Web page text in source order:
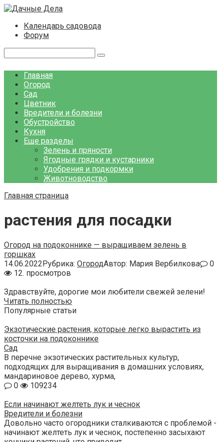
Перейти
контентуКалендарь садовода
Форум
Главная
Огород
Сад
Цветник
Вредители и болезни
Обустройство
Кухня
Еще разделы
Зелень и пряности
Ягодные грядки и кустарники
Удобрения и подкормки
Животноводство
Главная страница
растения для посадки
Огород на подоконнике — выращиваем зелень в
горшках
14.06.2022Рубрика: ОгородАвтор: Мария Вербилкова
0
12. просмотров
Здравствуйте, дорогие мои любители свежей зелени!
Читать полностью
Популярные статьи
Экзотические растения, которые легко вырастить из
косточки на подоконнике
Сад
В перечне экзотических растительных культур,
подходящих для выращивания в домашних условиях,
мандариновое дерево, хурма,
0
109234
Если начинают желтеть лук и чеснок
Вредители и болезни
Довольно часто огородники сталкиваются с проблемой -
начинают желтеть лук и чеснок, постепенно засыхают